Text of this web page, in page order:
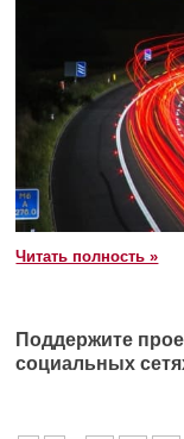
Читать полность »
Поддержите
социальных